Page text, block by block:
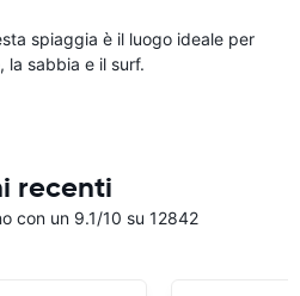
spiaggia è il luogo ideale per
la sabbia e il surf.
recenti
con un 9.1/10 su 12842